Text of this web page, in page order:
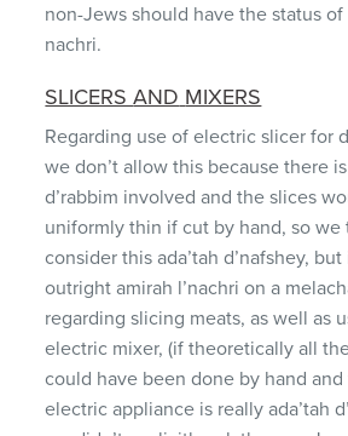
non-Jews should have the status
nachri.
SLICERSAND MIXERS
Regarding use of electric slicer for
we don’t allow this because there
d’rabbim involved and the slices
uniformly thin if cut by hand, so we
consider this ada’tah d’nafshey,
outright amirah l’nachri on a
regarding slicing meats, as well as
electric mixer, (if theoretically all
could have been done by hand
electric appliance is really ada’tah